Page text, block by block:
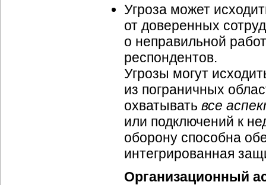
Угроза может
от доверенных
о неправильной
респондентов.
Угрозы могут
из пограничных
охватывать все
или подключений к
оборону способна
интегрированная
Организационный